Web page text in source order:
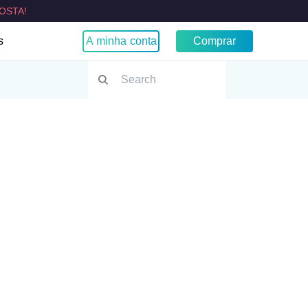
Navegador
A minha conta Comprar